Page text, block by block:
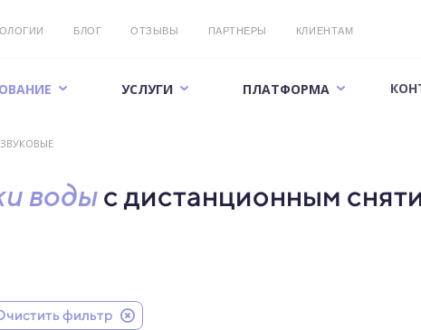
БЛОГ ОТЗЫВЫ ПАРТНЕРЫ КЛИЕНТАМ
УСЛУГИ ПЛАТФОРМА
водыс дистанционным
фильтр